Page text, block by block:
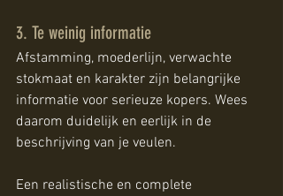
3. Te weinig informatie
Afstamming, moederlijn, verwachte
stokmaat en karakter zijn belangrijke
informatie voor serieuze kopers. Wees
daarom duidelijk en eerlijk in de
beschrijving van je veulen.
Een realistische en complete